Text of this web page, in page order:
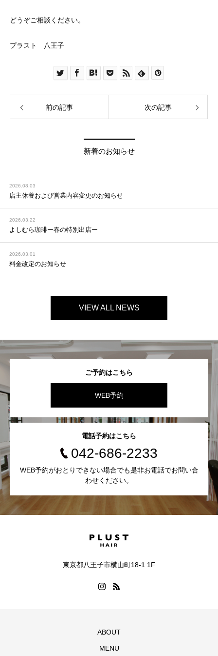
どうぞご相談ください。
プラスト 八王子
前の記事 次の記事
新着のお知らせ
2026.08.03
店主休養および営業内容変更のお知らせ
2026.03.22
よしむら珈琲ー春の特別出店ー
2026.03.01
料金改定のお知らせ
VIEW ALL NEWS
ご予約はこちら
WEB予約
電話予約はこちら
042-686-2233
WEB予約がおとりできない場合でも是非お電話でお問い合
わせください。
東京都八王子市横山町18-1 1F
ABOUT
MENU